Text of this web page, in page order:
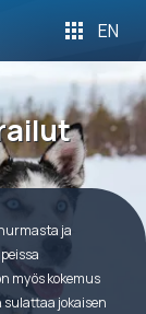
EN
ja
myös kokemus
jokaisen